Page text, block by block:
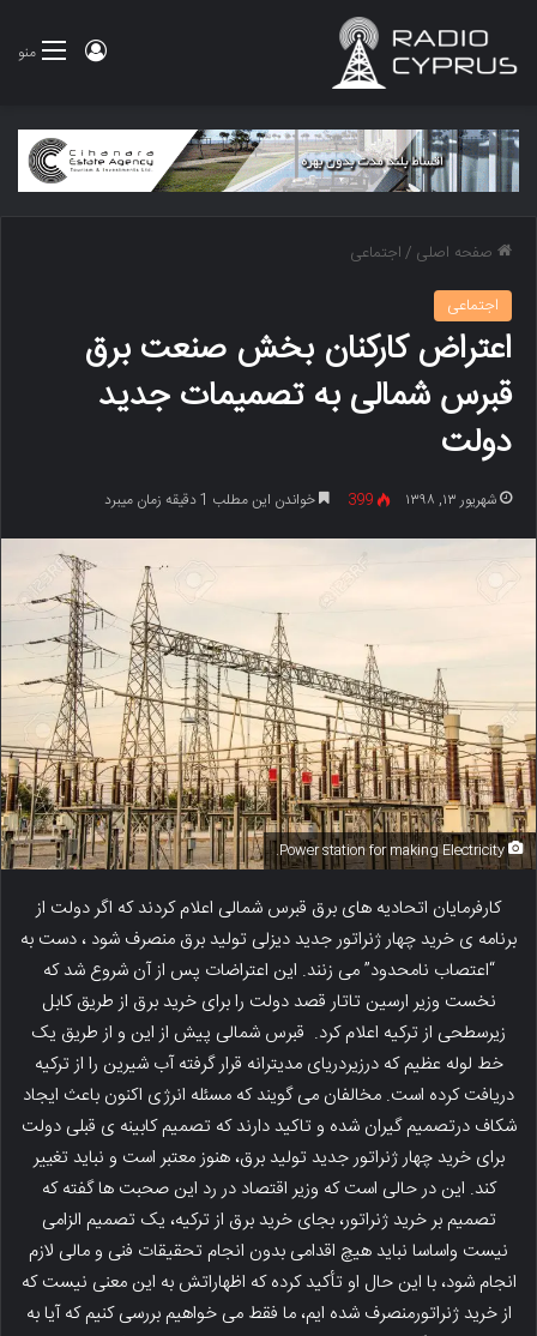
منو ورود
صفحه اصلی /اجتماعی
اجتماعی
اعتراض کارکنان بخش صنعت برق
قبرس شمالی به تصمیمات جدید
دولت
شهریور ۱۳, ۱۳۹۸ 399 خواندن این مطلب 1 دقیقه زمان میبرد
Power station for making Electricity.
کارفرمایان اتحادیه های برق قبرس شمالی اعلام کردند که اگر دولت از
برنامه ی خرید چهار ژنراتور جدید دیزلی تولید برق منصرف شود ، دست به
“اعتصاب نامحدود” می زنند. این اعتراضات پس از آن شروع شد که
نخست وزیر ارسین تاتار قصد دولت را برای خرید برق از طریق کابل
زیرسطحی از ترکیه اعلام کرد. قبرس شمالی پیش از این و از طریق یک
خط لوله عظیم که درزیردریای مدیترانه قرار گرفته آب شیرین را از ترکیه
دریافت کرده است. مخالفان می گویند که مسئله انرژی اکنون باعث ایجاد
شکاف درتصمیم گیران شده و تاکید دارند که تصمیم کابینه ی قبلی دولت
برای خرید چهار ژنراتور جدید تولید برق، هنوز معتبر است و نباید تغییر
کند. این در حالی است که وزیر اقتصاد در رد این صحبت ها گفته که
تصمیم بر خرید ژنراتور، بجای خرید برق از ترکیه، یک تصمیم الزامی
نیست واساسا نباید هیچ اقدامی بدون انجام تحقیقات فنی و مالی لازم
انجام شود، با این حال او تأکید کرده که اظهاراتش به این معنی نیست که
از خرید ژنراتورمنصرف شده ایم، ما فقط می خواهیم بررسی کنیم که آیا به